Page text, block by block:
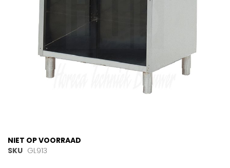
Ga
naar
NIET OP VOORRAAD
SKU GL913